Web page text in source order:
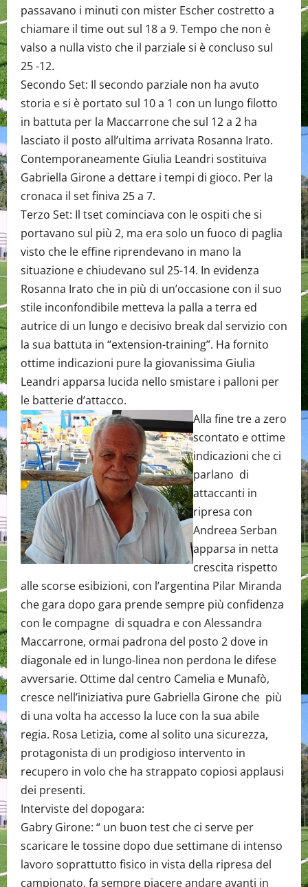
passavano i minuti con mister Escher costretto a
chiamare il time out sul 18 a 9. Tempo che non è
valso a nulla visto che il parziale si è concluso sul
25 -12.
Secondo Set: Il secondo parziale non ha avuto
storia e si è portato sul 10 a 1 con un lungo filotto
in battuta per la Maccarrone che sul 12 a 2 ha
lasciato il posto all’ultima arrivata Rosanna Irato.
Contemporaneamente Giulia Leandri sostituiva
Gabriella Girone a dettare i tempi di gioco. Per la
cronaca il set finiva 25 a 7.
Terzo Set: Il tset cominciava con le ospiti che si
portavano sul più 2, ma era solo un fuoco di paglia
visto che le effine riprendevano in mano la
situazione e chiudevano sul 25-14. In evidenza
Rosanna Irato che in più di un’occasione con il suo
stile inconfondibile metteva la palla a terra ed
autrice di un lungo e decisivo break dal servizio con
la sua battuta in “extension-training”. Ha fornito
ottime indicazioni pure la giovanissima Giulia
Leandri apparsa lucida nello smistare i palloni per
le batterie d’attacco.
Alla fine tre a zero
scontato e ottime
indicazioni che ci
parlano di
attaccanti in
ripresa con
Andreea Serban
apparsa in netta
crescita rispetto
alle scorse esibizioni, con l’argentina Pilar Miranda
che gara dopo gara prende sempre più confidenza
con le compagne di squadra e con Alessandra
Maccarrone, ormai padrona del posto 2 dove in
diagonale ed in lungo-linea non perdona le difese
avversarie. Ottime dal centro Camelia e Munafò,
cresce nell’iniziativa pure Gabriella Girone che più
di una volta ha accesso la luce con la sua abile
regia. Rosa Letizia, come al solito una sicurezza,
protagonista di un prodigioso intervento in
recupero in volo che ha strappato copiosi applausi
dei presenti.
Interviste del dopogara:
Gabry Girone: “ un buon test che ci serve per
scaricare le tossine dopo due settimane di intenso
lavoro soprattutto fisico in vista della ripresa del
campionato, fa sempre piacere andare avanti in